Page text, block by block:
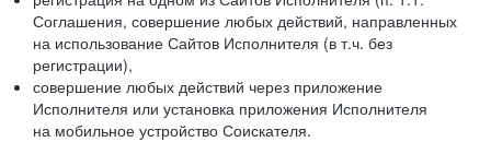
Соглашения, совершение любых действий, направленных
на использование Сайтов Исполнителя (в т.ч. без
регистрации),
совершение любых действий через приложение
Исполнителя или установка приложения Исполнителя
на мобильное устройство Соискателя.